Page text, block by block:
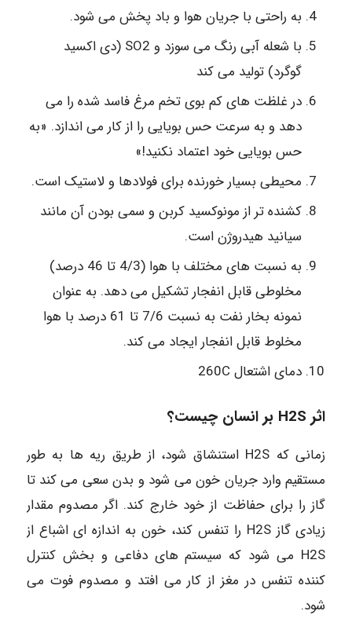
به راحتی با جریان هوا و باد پخش می شود.
با شعله آبی رنگ می سوزد و SO2 (دی اکسید
گوگرد) تولید می کند
در غلظت های کم بوی تخم مرغ فاسد شده را می
دهد و به سرعت حس بویایی را از کار می اندازد. «به
حس بویایی خود اعتماد نکنید!»
محیطی بسیار خورنده برای فولادها و لاستیک است.
کشنده تر از مونوکسید کربن و سمی بودن آن مانند
سیانید هیدروژن است.
به نسبت های مختلف با هوا (4/3 تا 46 درصد)
مخلوطی قابل انفجار تشکیل می دهد. به عنوان
نمونه بخار نفت به نسبت 7/6 تا 61 درصد با هوا
مخلوط قابل انفجار ایجاد می کند.
دمای اشتعال 260C
اثر H2S بر انسان چیست؟
زمانی که H2S استنشاق شود، از طریق ریه ها به طور
مستقیم وارد جریان خون می شود و بدن سعی می کند تا
گاز را برای حفاظت از خود خارج کند. اگر مصدوم مقدار
زیادی گاز H2S را تنفس کند، خون به اندازه ای اشباع از
H2S می شود که سیستم های دفاعی و بخش کنترل
کننده تنفس در مغز از کار می افتد و مصدوم فوت می
شود.